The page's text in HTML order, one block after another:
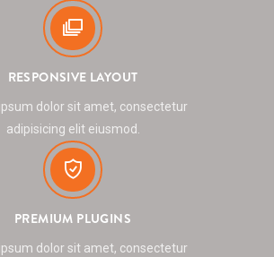
RESPONSIVE LAYOUT
ipsum dolor sit amet, consectetur
adipisicing elit eiusmod.
PREMIUM PLUGINS
ipsum dolor sit amet, consectetur